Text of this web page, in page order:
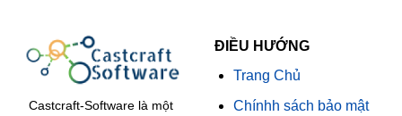
Castcraft-Software là một
ĐIỀU HƯỚNG
Trang Chủ
Chínhh sách bảo mật